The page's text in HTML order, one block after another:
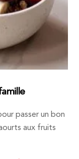
passer un bon
aux fruits